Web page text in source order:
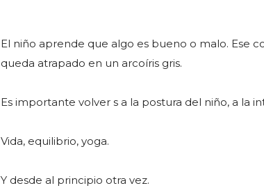
El niño aprende que algo es bueno o malo. Ese
queda atrapado en un arcoíris gris.
Es importante volver s a la postura del niño, a la
Vida, equilibrio, yoga.
Y desde al principio otra vez.